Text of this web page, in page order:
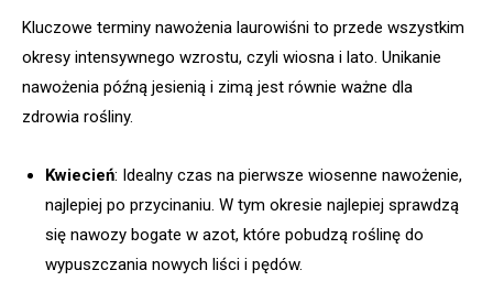
Kluczowe terminy nawożenia laurowiśni to przede wszystkim
okresy intensywnego wzrostu, czyli wiosna i lato. Unikanie
nawożenia późną jesienią i zimą jest równie ważne dla
zdrowia rośliny.
Kwiecień: Idealny czas na pierwsze wiosenne nawożenie,
najlepiej po przycinaniu. W tym okresie najlepiej sprawdzą
się nawozy bogate w azot, które pobudzą roślinę do
wypuszczania nowych liści i pędów.